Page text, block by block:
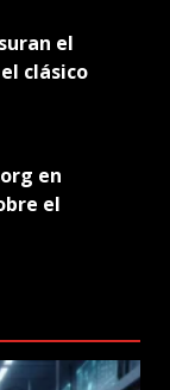
el
clásico
en
el